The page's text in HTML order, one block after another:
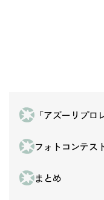
「アズーリプ
フォトコンテス
まとめ